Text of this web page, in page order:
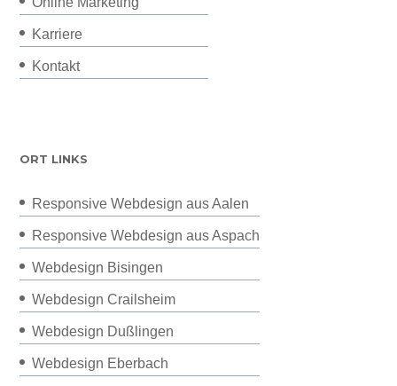
Karriere
Kontakt
ORT LINKS
Responsive Webdesign aus Aalen
Responsive Webdesign aus Aspach
Webdesign Bisingen
Webdesign Crailsheim
Webdesign Dußlingen
Webdesign Eberbach